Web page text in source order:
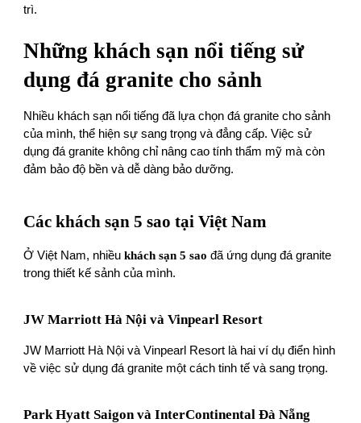
trì.
Những khách sạn nổi tiếng sử
dụng đá granite cho sảnh
Nhiều khách sạn nổi tiếng đã lựa chọn đá granite cho sảnh
của mình, thể hiện sự sang trọng và đẳng cấp. Việc sử
dụng đá granite không chỉ nâng cao tính thẩm mỹ mà còn
đảm bảo độ bền và dễ dàng bảo dưỡng.
Các khách sạn 5 sao tại Việt Nam
Ở Việt Nam, nhiềukhách sạn 5 sao đã ứng dụng đá granite
trong thiết kế sảnh của mình.
JW Marriott Hà Nội và Vinpearl Resort
JW Marriott Hà Nội và Vinpearl Resort là hai ví dụ điển hình
về việc sử dụng đá granite một cách tinh tế và sang trọng.
Park Hyatt Saigon và InterContinental Đà Nẵng